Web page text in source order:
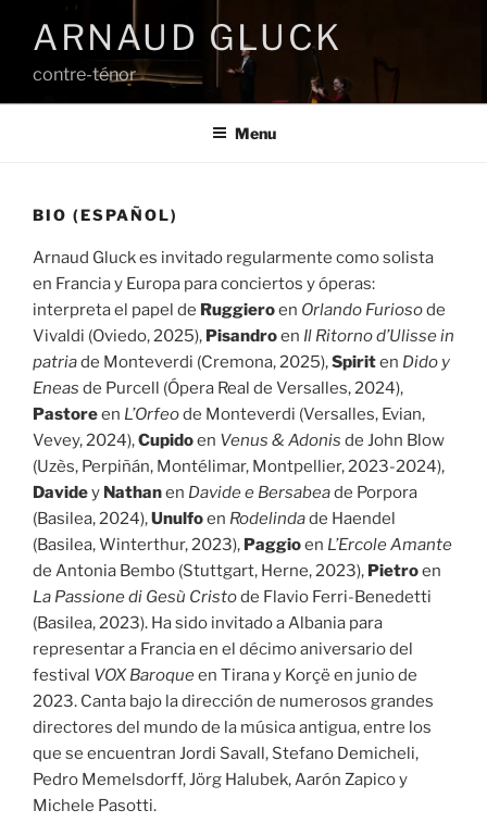
ARNAUD GLUCK
contre-ténor
Menu
BIO (ESPAÑOL)
Arnaud Gluck es invitado regularmente como solista
en Francia y Europa para conciertos y óperas:
interpreta el papel de Ruggieroen Orlando Furiosode
Vivaldi (Oviedo, 2025), Pisandroen Il Ritorno d’Ulisse in
patriade Monteverdi (Cremona, 2025),Spiriten Dido y
Eneas de Purcell (Ópera Real de Versalles, 2024),
Pastoreen L’Orfeode Monteverdi (Versalles, Evian,
Vevey, 2024),Cupidoen Venus & Adonis de John Blow
(Uzès, Perpiñán, Montélimar, Montpellier, 2023-2024),
Davidey Nathanen Davide e Bersabeade Porpora
(Basilea, 2024),Unulfoen Rodelindade Haendel
(Basilea, Winterthur, 2023), Paggioen L’Ercole Amante
de Antonia Bembo (Stuttgart, Herne, 2023), Pietroen
La Passione di Gesù Cristode Flavio Ferri-Benedetti
(Basilea, 2023). Ha sido invitado a Albania para
representar a Francia en el décimo aniversario del
festival VOX Baroqueen Tirana y Korçë en junio de
2023. Canta bajo la dirección de numerosos grandes
directores del mundo de la música antigua, entre los
que se encuentran Jordi Savall, Stefano Demicheli,
Pedro Memelsdorff, Jörg Halubek, Aarón Zapico y
Michele Pasotti.